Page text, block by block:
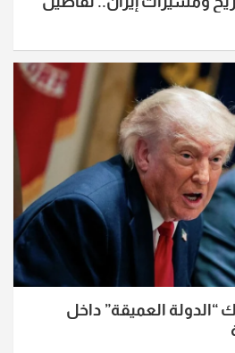
“الدولة العميقة” داخل